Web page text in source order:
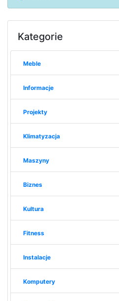
Kategorie
Meble
Informacje
Projekty
Klimatyzacja
Maszyny
Biznes
Kultura
Fitness
Instalacje
Komputery